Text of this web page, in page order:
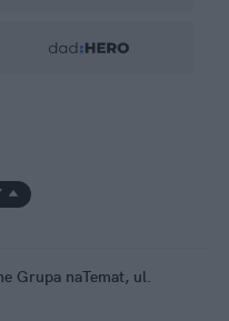
Grupa naTemat, ul.